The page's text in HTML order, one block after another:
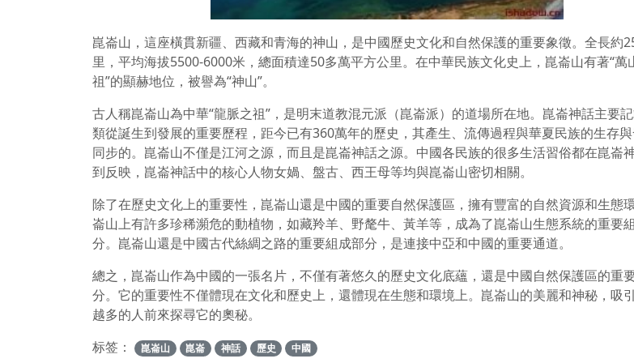
崑崙山，這座橫貫新疆、西藏和青海的神山，是中國歷史文化和自然保護的重要象徵。全長約
里，平均海拔5500-6000米，總面積達50多萬平方公里。在中華民族文化史上，崑崙山有著“萬
祖”的顯赫地位，被譽為“神山”。
古人稱崑崙山為中華“龍脈之祖”，是明末道教混元派（崑崙派）的道場所在地。崑崙神話主要
類從誕生到發展的重要歷程，距今已有360萬年的歷史，其產生、流傳過程與華夏民族的生存
同步的。崑崙山不僅是江河之源，而且是崑崙神話之源。中國各民族的很多生活習俗都在崑崙
到反映，崑崙神話中的核心人物女媧、盤古、西王母等均與崑崙山密切相關。
除了在歷史文化上的重要性，崑崙山還是中國的重要自然保護區，擁有豐富的自然資源和生態
崙山上有許多珍稀瀕危的動植物，如藏羚羊、野氂牛、黃羊等，成為了崑崙山生態系統的重要
分。崑崙山還是中國古代絲綢之路的重要組成部分，是連接中亞和中國的重要通道。
總之，崑崙山作為中國的一張名片，不僅有著悠久的歷史文化底蘊，還是中國自然保護區的重
分。它的重要性不僅體現在文化和歷史上，還體現在生態和環境上。崑崙山的美麗和神秘，吸
越多的人前來探尋它的奧秘。
标签：
崑崙山 崑崙 神話 歷史 中國